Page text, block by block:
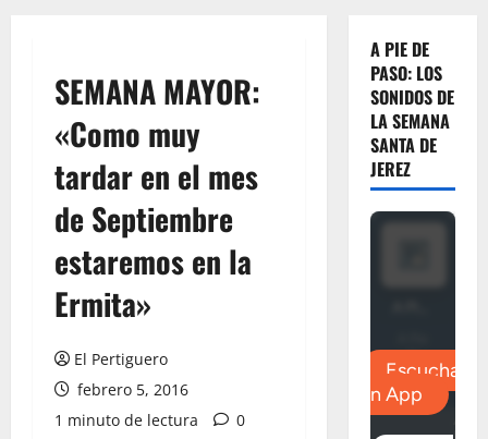
SEMANA MAYOR:
«Como muy
tardar en el mes
de Septiembre
estaremos en la
Ermita»
El Pertiguero
febrero 5, 2016
1 minuto de lectura
0
A PIE DE
PASO: LOS
SONIDOS DE
LA SEMANA
SANTA DE
JEREZ